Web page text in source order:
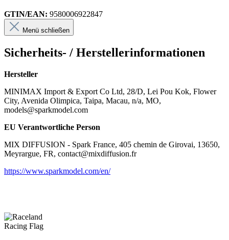
GTIN/EAN: 9580006922847
Menü schließen
Sicherheits- / Herstellerinformationen
Hersteller
MINIMAX Import & Export Co Ltd, 28/D, Lei Pou Kok, Flower
City, Avenida Olimpica, Taipa, Macau, n/a, MO,
models@sparkmodel.com
EU Verantwortliche Person
MIX DIFFUSION - Spark France, 405 chemin de Girovai, 13650,
Meyrargue, FR, contact@mixdiffusion.fr
https://www.sparkmodel.com/en/